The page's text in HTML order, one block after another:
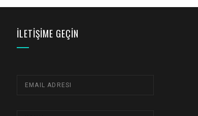
İLETIŞIME GEÇIN